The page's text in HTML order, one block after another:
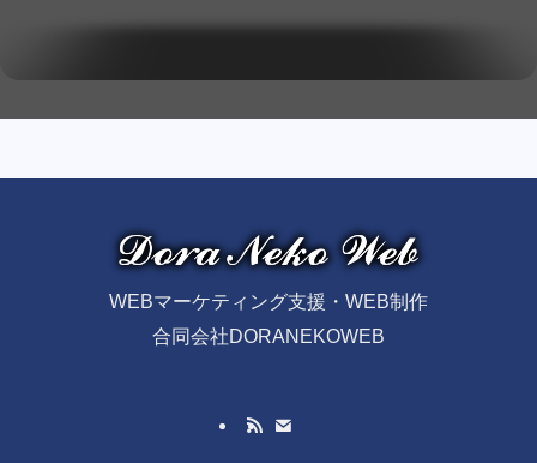
WEBマーケティング支援・WEB制作
合同会社DORANEKOWEB